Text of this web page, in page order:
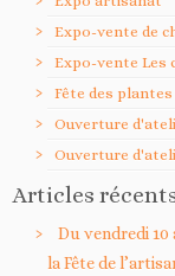
Expo-vente de
Expo-vente Les
Fête des plantes
Ouverture
Ouverture
Articles
Du vendredi
la Fête de